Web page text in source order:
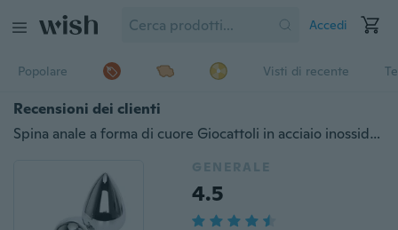
Accedi
Popolare Visti di recente
Recensioni dei clienti
Spina anale a forma di cuore Giocattoli in acciaio inossidabile per donna Uomo Spina di cristallo Massaggio prostatico erotico
GENERALE
4.5